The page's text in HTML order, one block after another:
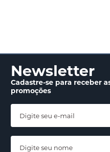
Newsletter
Cadastre-se para receber
promoções